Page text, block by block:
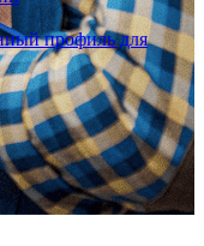
профиль для